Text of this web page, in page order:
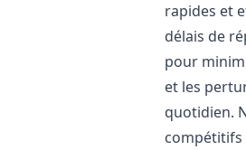
rapides et
délais de
pour
et les
quotidien.